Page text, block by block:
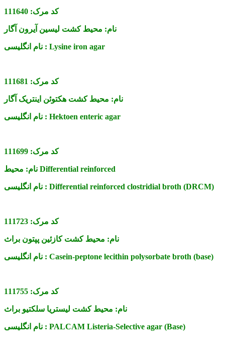
کد مرک: 111640
نام: محیط کشت لیسین آیرون آگار
نام انگلیسی : Lysine iron agar
کد مرک: 111681
نام: محیط کشت هکتوئن اینتریک آگار
نام انگلیسی : Hektoen enteric agar
کد مرک: 111699
نام: محیط Differential reinforced
نام انگلیسی : Differential reinforced clostridial broth (DRCM)
کد مرک: 111723
نام: محیط کشت کازئین پپتون براث
نام انگلیسی : Casein-peptone lecithin polysorbate broth (base)
کد مرک: 111755
نام: محیط کشت لیستریا سلکتیو براث
نام انگلیسی : PALCAM Listeria-Selective agar (Base)